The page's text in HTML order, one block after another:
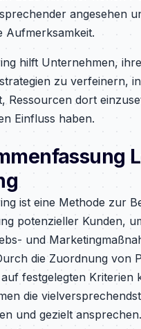
angesehen
Aufmerksamkeit.
hilft Unternehmen,
zu verfeinern,
Ressourcen dort
Einfluss haben.
ist eine Methode zur
potenzieller Kunden,
und
die Zuordnung von
festgelegten Kriterien
die
und gezielt